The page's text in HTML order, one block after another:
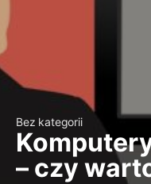
Bez kategorii
– czy